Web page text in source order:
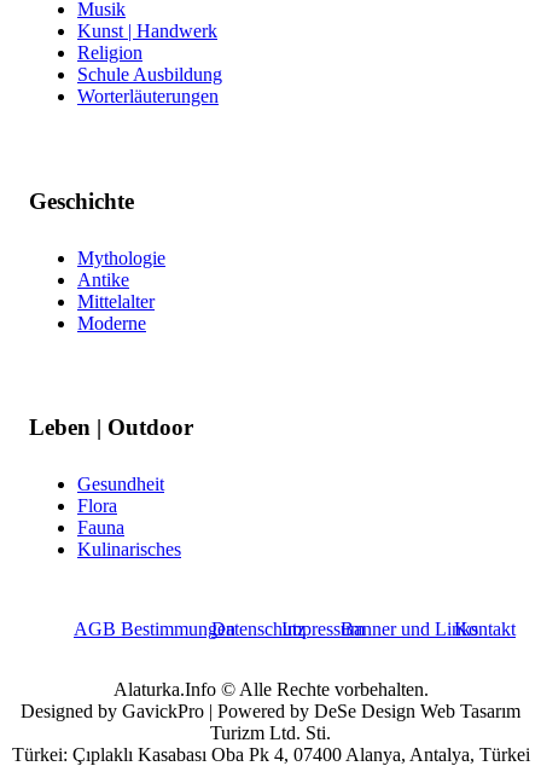
Musik
Kunst | Handwerk
Religion
Schule Ausbildung
Worterläuterungen
Geschichte
Mythologie
Antike
Mittelalter
Moderne
Leben | Outdoor
Gesundheit
Flora
Fauna
Kulinarisches
AGB BestimmungenDatenschutzImpressumBanner und LinksKontakt
Alaturka.Info © Alle Rechte vorbehalten.
Designed by GavickPro | Powered by DeSe Design Web Tasarım
Turizm Ltd. Sti.
Türkei: Çıplaklı Kasabası Oba Pk 4, 07400 Alanya, Antalya, Türkei